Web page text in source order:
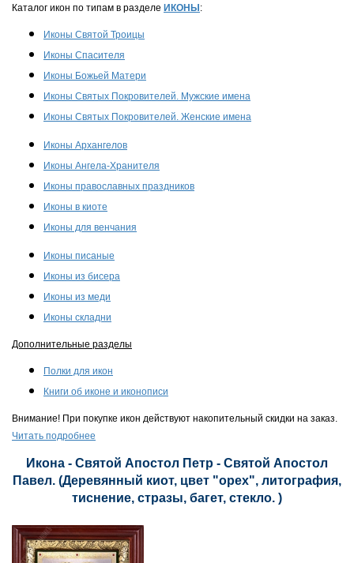
Каталог икон по типам в разделе ИКОНЫ :
Иконы Святой Троицы
Иконы Спасителя
Иконы Божьей Матери
Иконы Святых Покровителей. Мужские имена
Иконы Святых Покровителей. Женские имена
Иконы Архангелов
Иконы Ангела-Хранителя
Иконы православных праздников
Иконы в киоте
Иконы для венчания
Иконы писаные
Иконы из бисера
Иконы из меди
Иконы складни
Дополнительные разделы
Полки для икон
Книги об иконе и иконописи
Внимание! При покупке икон действуют накопительный скидки на заказ.
Читать подробнее
Икона - Святой Апостол Петр - Святой Апостол
Павел. (Деревянный киот, цвет "орех", литография,
тиснение, стразы, багет, стекло. )